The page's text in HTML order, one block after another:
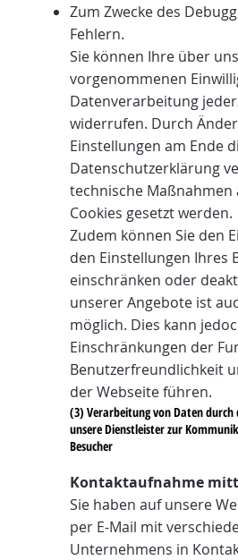
Zum Zwecke des
Fehlern.
Sie können Ihre über
vorgenommenen
Datenverarbeitung
widerrufen. Durch
Einstellungen am Ende
Datenschutzerklärung
technische
Cookies gesetzt werden.
Zudem können Sie den
den Einstellungen Ihres
einschränken oder
unserer Angebote ist
möglich. Dies kann
Einschränkungen der
Benutzerfreundlichkeit
der Webseite führen.
(3) Verarbeitung von Daten durch
unsere Dienstleister zur
Besucher
Kontaktaufnahme
Sie haben auf unsere
per E-Mail mit
Unternehmens in